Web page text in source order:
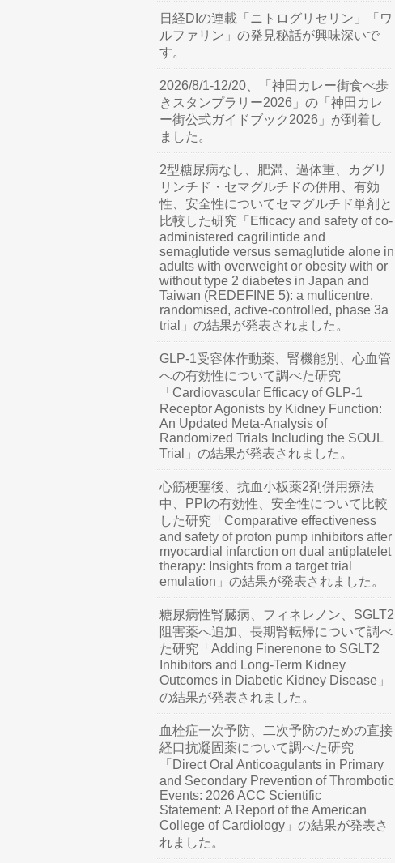
日経DIの連載「ニトログリセリン」「ワ
ルファリン」の発見秘話が興味深いで
す。
2026/8/1-12/20、「神田カレー街食べ歩
きスタンプラリー2026」の「神田カレ
ー街公式ガイドブック2026」が到着し
ました。
2型糖尿病なし、肥満、過体重、カグリ
リンチド・セマグルチドの併用、有効
性、安全性についてセマグルチド単剤と
比較した研究「Efficacy and safety of co-
administered cagrilintide and
semaglutide versus semaglutide alone in
adults with overweight or obesity with or
without type 2 diabetes in Japan and
Taiwan (REDEFINE 5): a multicentre,
randomised, active-controlled, phase 3a
trial」の結果が発表されました。
GLP-1受容体作動薬、腎機能別、心血管
への有効性について調べた研究
「Cardiovascular Efficacy of GLP-1
Receptor Agonists by Kidney Function:
An Updated Meta-Analysis of
Randomized Trials Including the SOUL
Trial」の結果が発表されました。
心筋梗塞後、抗血小板薬2剤併用療法
中、PPIの有効性、安全性について比較
した研究「Comparative effectiveness
and safety of proton pump inhibitors after
myocardial infarction on dual antiplatelet
therapy: Insights from a target trial
emulation」の結果が発表されました。
糖尿病性腎臓病、フィネレノン、SGLT2
阻害薬へ追加、長期腎転帰について調べ
た研究「Adding Finerenone to SGLT2
Inhibitors and Long-Term Kidney
Outcomes in Diabetic Kidney Disease」
の結果が発表されました。
血栓症一次予防、二次予防のための直接
経口抗凝固薬について調べた研究
「Direct Oral Anticoagulants in Primary
and Secondary Prevention of Thrombotic
Events: 2026 ACC Scientific
Statement: A Report of the American
College of Cardiology」の結果が発表さ
れました。